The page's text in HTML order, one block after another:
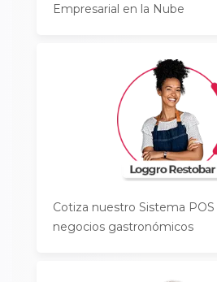
Empresarial en la Nube
Cotiza nuestro Sistema POS
negocios gastronómicos